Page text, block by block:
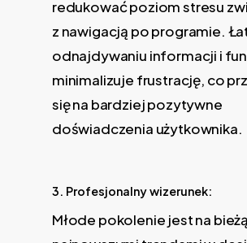
redukować poziom stresu
z nawigacją po programie.
odnajdywaniu informacji i
minimalizuje frustrację, co
się na bardziej pozytywne
doświadczenia użytkownika.
3. Profesjonalny wizerunek:
Młode pokolenie jest na